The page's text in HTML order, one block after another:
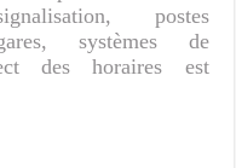
postes
systèmes de
des horaires est